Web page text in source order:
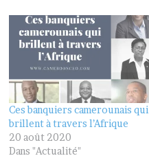
Ces banquiers camerounais qui
brillent à travers l’Afrique
20 août 2020
Dans "Actualité"